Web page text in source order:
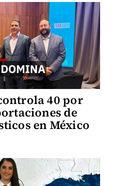
40 por
de
en México